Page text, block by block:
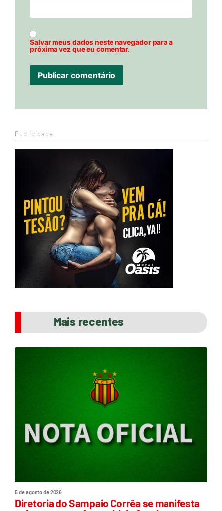
Salvar meus dados neste navegador para a
próxima vez que eu comentar.
Publicidade
Mais recentes
5 de agosto de 2026
Diretoria do Sampaio Corrêa se manifesta